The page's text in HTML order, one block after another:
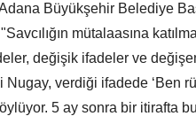
Büyükşehir Belediye
mütalaasına
değişik ifadeler ve
Nugay, verdiği ifadede ‘Ben
5 ay sonra bir itirafta